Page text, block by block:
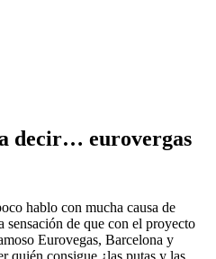
decir… eurovergas
hablo con mucha causa de
de que con el proyecto
Eurovegas, Barcelona y
quién consigue ¿las putas y las